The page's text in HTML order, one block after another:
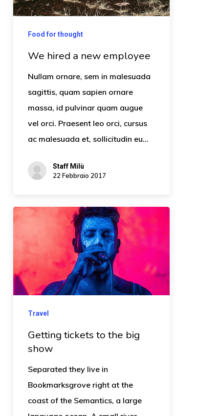
Food for thought
We hired a new employee
Nullam ornare, sem in malesuada
sagittis, quam sapien ornare
massa, id pulvinar quam augue
vel orci. Praesent leo orci, cursus
ac malesuada et, sollicitudin eu…
Staff Milù
22 Febbraio 2017
Travel
Getting tickets to the big
show
Separated they live in
Bookmarksgrove right at the
coast of the Semantics, a large